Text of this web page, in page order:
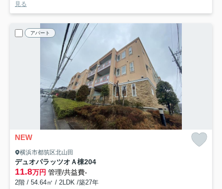
見る
アパート
NEW
横浜市都筑区北山田
デュオパラッツオＡ棟204
11.8万円 管理/共益費-
2階 / 54.64㎡ / 2LDK /築27年